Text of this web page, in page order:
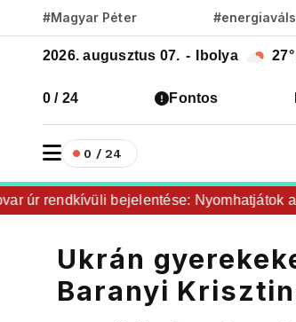
#Magyar Péter
2026. augusztus 07. - Ibolya 27°
0 / 24 Fontos
0 / 24
rendkívüli bejelentése: Nyomhatjátok a
Ukrán
Baranyi